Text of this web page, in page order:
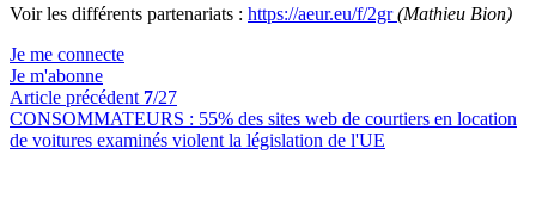
Voir les différents partenariats : https://aeur.eu/f/2gr(Mathieu Bion)
Je me connecte
Je m'abonne
Article précédent 7/27
CONSOMMATEURS : 55% des sites web de courtiers en location
de voitures examinés violent la législation de l'UE